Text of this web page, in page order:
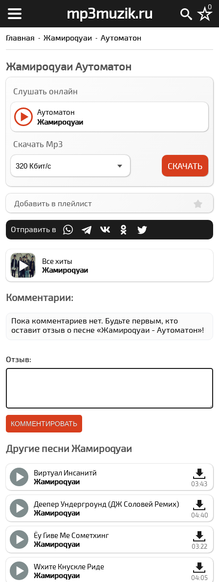
mp3muzik.ru 0
Главная Жамироqуаи Аутоматон
Жамироqуаи Аутоматон
Слушать онлайн
Аутоматон
Жамироqуаи
Скачать Mp3
СКАЧАТЬ
Добавить в плейлист
Отправить в
Все хиты
Жамироqуаи
Комментарии:
Пока комментариев нет. Будьте первым, кто
оставит отзыв о песне «Жамироqуаи - Аутоматон»!
Отзыв:
Другие песни Жамироqуаи
Виртуал Инсанитй
Жамироqуаи
03:43
Деепер Ундергроунд (ДЖ Соловей Ремиx)
Жамироqуаи
04:40
Ёу Гиве Ме Сометхинг
Жамироqуаи
03:22
Wхите Кнуcкле Риде
Жамироqуаи
04:05